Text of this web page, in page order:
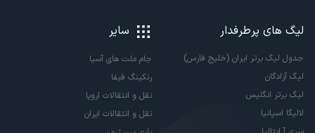
لیگ های پرطرفدار
جدول لیگ برتر ایران (خلیج فارس)
لیگ آزادگان
لیگ برتر انگلیس
لالیگا اسپانیا
سایر
جام ملت های آسیا
رنکینگ فیفا
نقل و انتقالات اروپا
نقل و انتقالات ایران